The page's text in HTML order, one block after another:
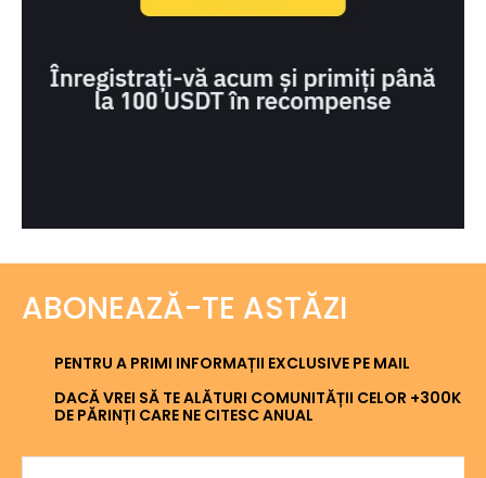
ABONEAZĂ-TE ASTĂZI
PENTRU A PRIMI INFORMAȚII EXCLUSIVE PE MAIL
DACĂ VREI SĂ TE ALĂTURI COMUNITĂȚII CELOR +300K
DE PĂRINȚI CARE NE CITESC ANUAL